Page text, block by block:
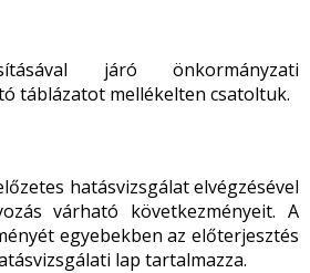
járó önkormányzati
táblázatot mellékelten csatoltuk.
hatásvizsgálat elvégzésével
várható következményeit. A
egyebekben az előterjesztés
lap tartalmazza.